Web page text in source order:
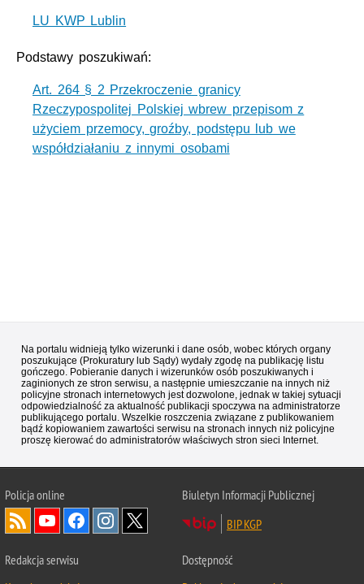
LU KWP Lublin
Podstawy poszukiwań:
Art. 264 § 2 Przekroczenie granicy
Rzeczypospolitej Polskiej wbrew przepisom z
użyciem przemocy, groźby, podstępu lub we
współdziałaniu z innymi osobami
Na portalu widnieją tylko wizerunki i dane osób, wobec których organy
poszukujące (Prokuratury lub Sądy) wydały zgodę na publikację listu
gończego. Pobieranie danych i wizerunków osób poszukiwanych i
zaginionych ze stron serwisu, a następnie umieszczanie na innych niż
policyjne stronach internetowych jest dozwolone, jednak w takiej sytuacji
odpowiedzialność za aktualność publikacji spoczywa na administratorze
publikującego portalu. Wszelkie roszczenia związane z publikowaniem
bądź kopiowaniem zawartości serwisu na stronach innych niż policyjne
proszę kierować do administratorów właściwych stron sieci Internet.
Policjaonline
Biuletyn Informacji Publicznej
BIP KGP
Redakcja serwisu
Dostępność